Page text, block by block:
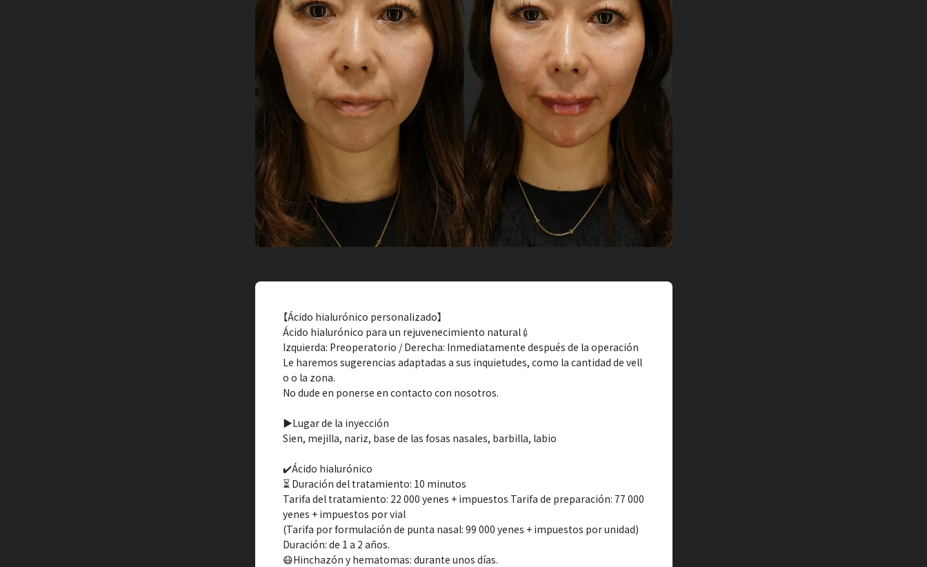
【Ácido hialurónico personalizado】
Ácido hialurónico para un rejuvenecimiento natural💉
Izquierda: Preoperatorio / Derecha: Inmediatamente después de la operación
Le haremos sugerencias adaptadas a sus inquietudes, como la cantidad de vell
o o la zona.
No dude en ponerse en contacto con nosotros.
▶︎Lugar de la inyección
Sien, mejilla, nariz, base de las fosas nasales, barbilla, labio
✔️Ácido hialurónico
⏳ Duración del tratamiento: 10 minutos
Tarifa del tratamiento: 22 000 yenes + impuestos Tarifa de preparación: 77 000
yenes + impuestos por vial
(Tarifa por formulación de punta nasal: 99 000 yenes + impuestos por unidad)
Duración: de 1 a 2 años.
😷Hinchazón y hematomas: durante unos días.